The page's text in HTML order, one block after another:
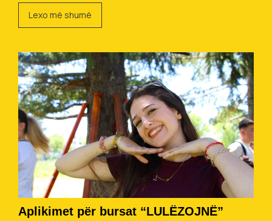
Lexo më shumë
Aplikimet për bursat “LULËZOJNË”